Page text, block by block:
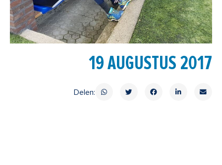
19 AUGUSTUS 2017
Delen: